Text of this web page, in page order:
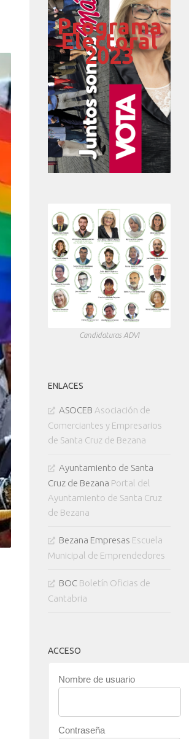
Programa
Electoral
2023
Candidaturas ADVI
ENLACES
ASOCEB Asociación de
Comerciantes y Empresarios
de Santa Cruz de Bezana
Ayuntamiento de Santa
Cruz de Bezana Portal del
Ayuntamiento de Santa Cruz
de Bezana
Bezana Empresas Escuela
Municipal de Emprendedores
BOC Boletín Oficias de
Cantabria
ACCESO
Nombre de usuario
Contraseña